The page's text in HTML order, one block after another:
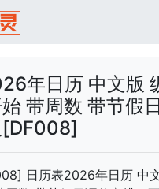
年日历 中文版
带周数 带节假
[DF008]
日历表2026年日历 中